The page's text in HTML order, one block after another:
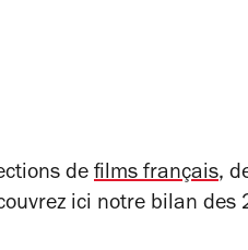
de films français,
ici notre bilan